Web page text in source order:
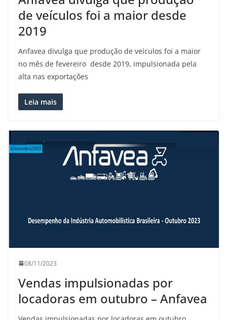
de veículos foi a maior desde
2019
Anfavea divulga que produção de veículos foi a maior
no mês de fevereiro desde 2019, impulsionada pela
alta nas exportações
Leia mais
08/11/2023
Vendas impulsionadas por
locadoras em outubro – Anfavea